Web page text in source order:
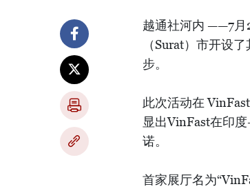
越通社河内 ——7月
（Surat）市开设
步。
此次活动在
显出VinFast在印
诺。
首家展厅名为